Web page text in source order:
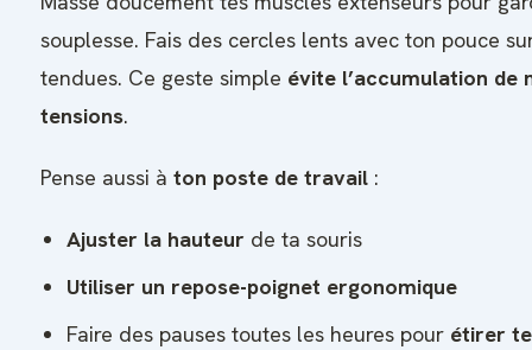
souplesse. Fais des cercles lents avec ton pouce
tendues. Ce geste simple évite l’accumulation de
tensions.
Pense aussi à ton poste de travail :
Ajuster la hauteur de ta souris
Utiliser un repose-poignet ergonomique
Faire des pauses toutes les heures pour étirer